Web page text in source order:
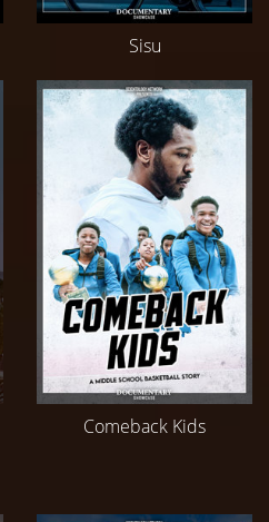
Sisu
Comeback Kids